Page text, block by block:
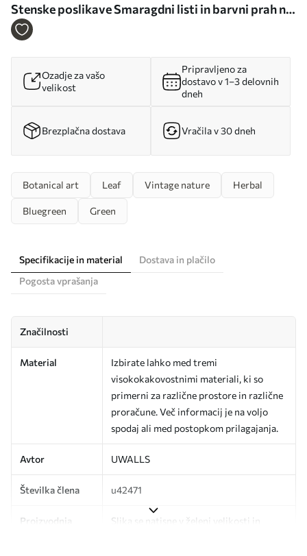
Stenske poslikave Smaragdni listi in barvni prah na
zelenem ozadju Št. u42471
Ozadje za vašo
velikost
Pripravljeno za
dostavo v 1–3 delovnih
dneh
Brezplačna dostava Vračila v 30 dneh
Botanical art Leaf Vintage nature Herbal
Bluegreen Green
Specifikacije in material
Dostava in plačilo
Pogosta vprašanja
Značilnosti
Material
Izbirate lahko med tremi
visokokakovostnimi materiali, ki so
primerni za različne prostore in različne
proračune. Več informacij je na voljo
spodaj ali med postopkom prilagajanja.
Avtor UWALLS
Številka člena u42471
Proizvodnja
Slika se natisne v želeni velikosti in